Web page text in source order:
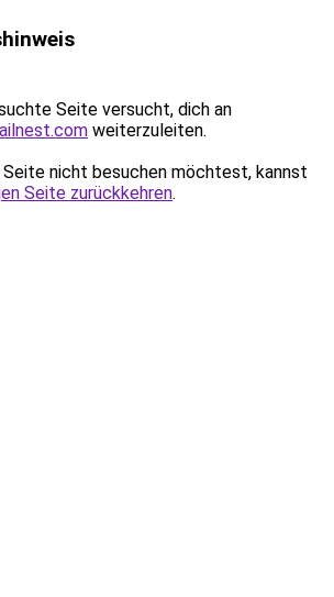
Seite versucht, dich an
weiterzuleiten.
Seite nicht besuchen möchtest, kannst
Seite zurückkehren.